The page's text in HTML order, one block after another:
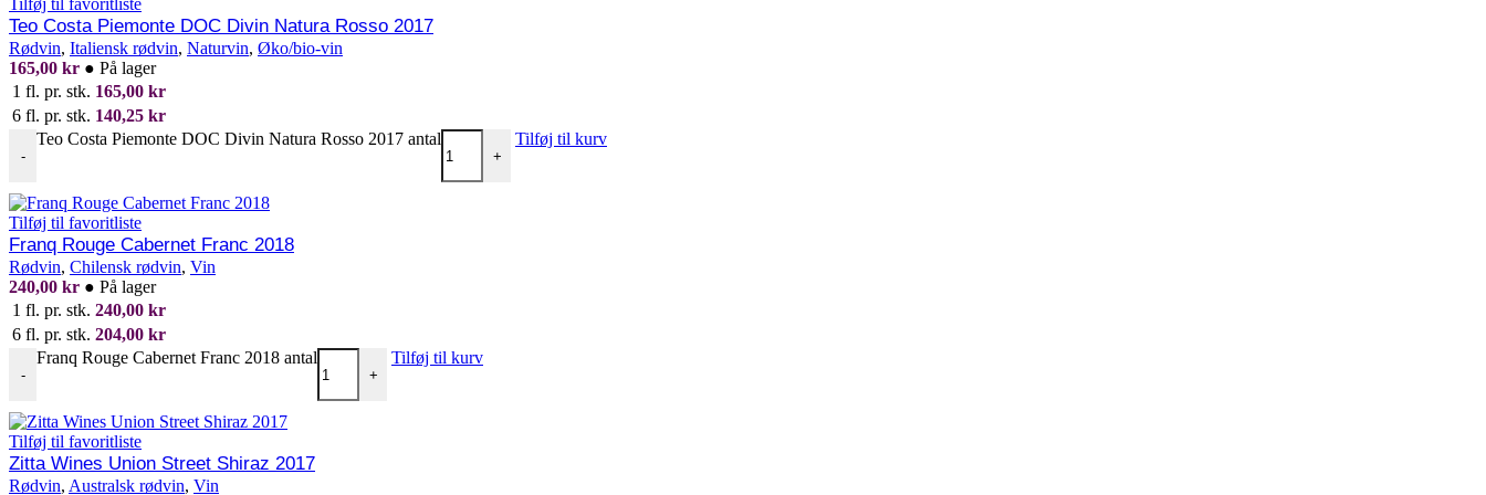
Tilføj til favoritliste
Teo Costa Piemonte DOC Divin Natura Rosso 2017
Rødvin, Italiensk rødvin, Naturvin, Øko/bio-vin
165,00 kr ● På lager
1 fl. pr. stk. 165,00 kr
6 fl. pr. stk. 140,25 kr
-
Teo Costa Piemonte DOC Divin Natura Rosso 2017 antal
+
Tilføj til kurv
Tilføj til favoritliste
Franq Rouge Cabernet Franc 2018
Rødvin, Chilensk rødvin, Vin
240,00 kr ● På lager
1 fl. pr. stk. 240,00 kr
6 fl. pr. stk. 204,00 kr
-
Franq Rouge Cabernet Franc 2018 antal
+
Tilføj til kurv
Tilføj til favoritliste
Zitta Wines Union Street Shiraz 2017
Rødvin, Australsk rødvin, Vin